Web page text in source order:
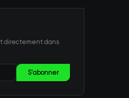
directement dans
S'abonner